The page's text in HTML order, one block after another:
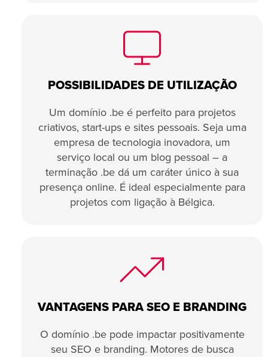
POSSIBILIDADES DE UTILIZAÇÃO
Um domínio .be é perfeito para projetos
criativos, start-ups e sites pessoais. Seja uma
empresa de tecnologia inovadora, um
serviço local ou um blog pessoal – a
terminação .be dá um caráter único à sua
presença online. É ideal especialmente para
projetos com ligação à Bélgica.
VANTAGENS PARA SEO E BRANDING
O domínio .be pode impactar positivamente
seu SEO e branding. Motores de busca